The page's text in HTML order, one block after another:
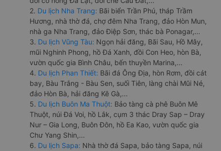
2. Du lịch Nha Trang: Bãi biển Trần Phú, tháp Trầm
Hương, nhà thờ đá, chợ đêm Nha Trang, đảo Hòn Mun,
nhà ga Nha Trang, đảo Điệp Sơn, thác bà Ponagar,...
3. Du lịch Vũng Tàu: Ngọn hải đăng, Bãi Sau, Hồ Mây,
mũi Nghinh Phong, hồ Đá Xanh, đồi Con Heo, hòn Bà,
vườn quốc gia Bình Châu, bến thuyền Marina,...
4. Du lịch Phan Thiết: Bãi đá Ông Địa, hòn Rơm, đồi cát
bay, Bàu Trắng - Bàu Sen, suối Tiên, làng chài Mũi Né,
đảo Hòn Bà, hải đăng Kê Gà,...
5. Du lịch Buôn Ma Thuột: Bảo tàng cà phê Buôn Mê
Thuột, núi Đá Voi, hồ Lắk, cụm 3 thác Dray Sap – Dray
Nur – Gia Long, Buôn Đôn, hồ Ea Kao, vườn quốc gia
Chư Yang Shin,...
6. Du lịch Sapa: Nhà thờ đá Sapa, bảo tàng Sapa, núi